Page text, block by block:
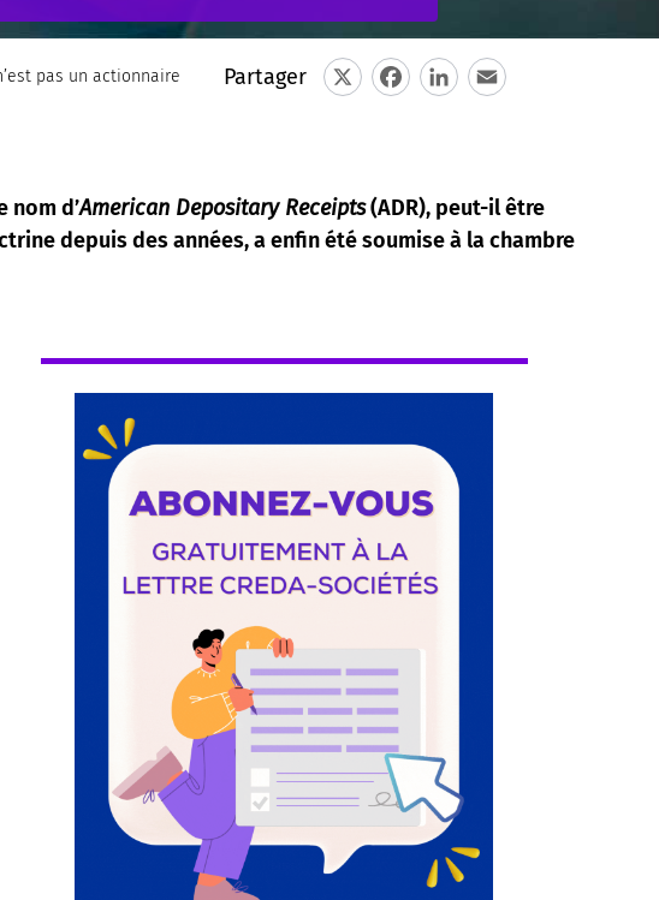
pas un actionnaire
Partager
nom d’American Depositary Receipts(ADR), peut-il être
depuis des années, a enfin été soumise à la chambre